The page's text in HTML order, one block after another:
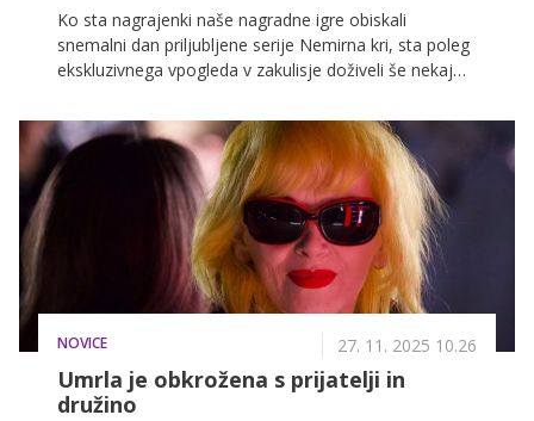
Ko sta nagrajenki naše nagradne igre obiskali
snemalni dan priljubljene serije Nemirna kri, sta poleg
ekskluzivnega vpogleda v zakulisje doživeli še nekaj
Stefanijo, ki v seriji igra lik Lukasa Novaka.
NOVICE 27. 11. 2025 10.26
Umrla je obkrožena s prijatelji in
družino